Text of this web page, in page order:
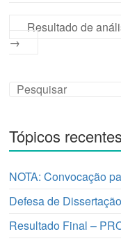
Resultado de
→
Tópicos recentes
NOTA: Convocação
Defesa de Dissertação
Resultado Final –